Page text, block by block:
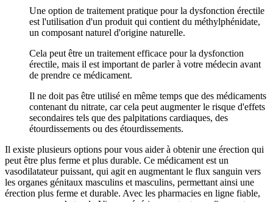
Une option de traitement pratique pour la dysfonction érectile
est l'utilisation d'un produit qui contient du méthylphénidate,
un composant naturel d'origine naturelle.
Cela peut être un traitement efficace pour la dysfonction
érectile, mais il est important de parler à votre médecin avant
de prendre ce médicament.
Il ne doit pas être utilisé en même temps que des médicaments
contenant du nitrate, car cela peut augmenter le risque d'effets
secondaires tels que des palpitations cardiaques, des
étourdissements ou des étourdissements.
Il existe plusieurs options pour vous aider à obtenir une érection qui
peut être plus ferme et plus durable. Ce médicament est un
vasodilatateur puissant, qui agit en augmentant le flux sanguin vers
les organes génitaux masculins et masculins, permettant ainsi une
érection plus ferme et durable. Avec les pharmacies en ligne fiable,